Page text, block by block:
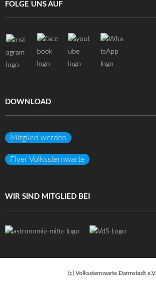
FOLGE UNS AUF
DOWNLOAD
Mitglied werden
Flyer Volkssternwarte
WIR SIND MITGLIED BEI
(c) Volkssternwarte Darmstadt e.V.